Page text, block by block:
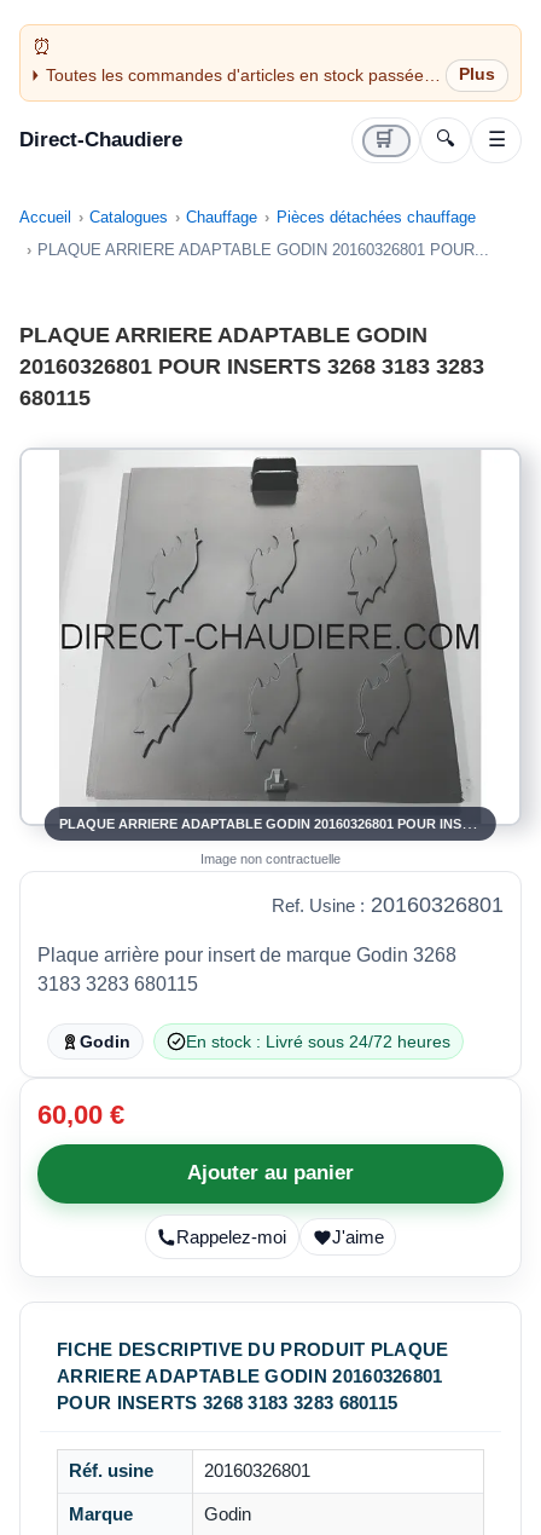
Toutes les commandes d'articles en stock passées
avant 14H sont expédiées le jour même (jours
Direct-Chaudiere 🛒 🔍 ☰
Accueil Catalogues Chauffage
Pièces détachées chauffage
PLAQUE ARRIERE ADAPTABLE GODIN 20160326801 POUR...
PLAQUE ARRIERE ADAPTABLE GODIN
20160326801 POUR INSERTS 3268 3183 3283
680115
PLAQUE ARRIERE ADAPTABLE GODIN 20160326801 POUR INSERTS 3268 3183 3283 680115
Image non contractuelle
Ref. Usine : 20160326801
Plaque arrière pour insert de marque Godin 3268
3183 3283 680115
Godin En stock : Livré sous 24/72 heures
60,00 €
Ajouter au panier
Rappelez-moi J'aime
FICHE DESCRIPTIVE DU PRODUIT PLAQUE
ARRIERE ADAPTABLE GODIN 20160326801
POUR INSERTS 3268 3183 3283 680115
Réf. usine 20160326801
Marque Godin